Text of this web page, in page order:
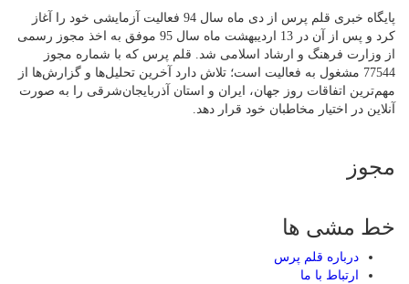
پایگاه خبری قلم پرس از دی ماه سال 94 فعالیت آزمایشی خود را آغاز
کرد و پس از آن در 13 اردیبهشت ماه سال 95 موفق به اخذ مجوز رسمی
از وزارت فرهنگ و ارشاد اسلامی شد. قلم پرس که با شماره مجوز
77544 مشغول به فعالیت است؛ تلاش دارد آخرین تحلیل‌ها و گزارش‌ها از
مهم‌ترین اتفاقات روز جهان، ایران و استان آذربایجان‌شرقی را به صورت
آنلاین در اختیار مخاطبان خود قرار دهد.
مجوز
خط مشی ها
درباره قلم پرس
ارتباط با ما